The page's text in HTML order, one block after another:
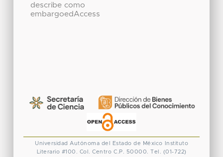
describe como
embargoedAccess
Universidad Autónoma del Estado de México
Instituto
Literario #100. Col. Centro C.P. 50000. Tel. (01-722)